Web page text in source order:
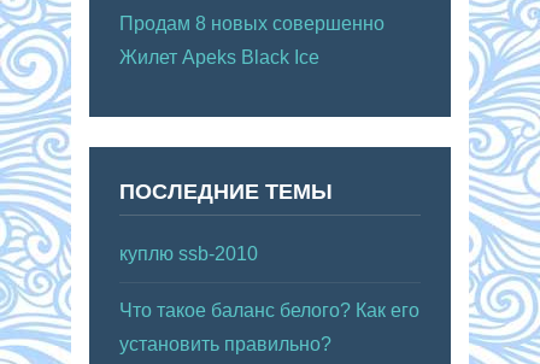
Продам 8 новых совершенно
Жилет Apeks Black Ice
ПОСЛЕДНИЕ ТЕМЫ
куплю ssb-2010
Что такое баланс белого? Как его
установить правильно?